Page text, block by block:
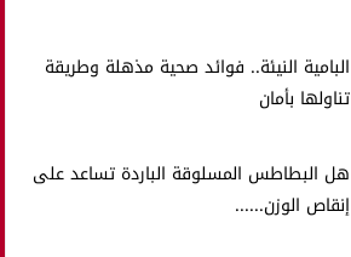
البامية النيئة.. فوائد صحية مذهلة وطريقة
تناولها بأمان
هل البطاطس المسلوقة الباردة تساعد على
إنقاص الوزن......